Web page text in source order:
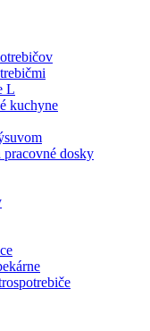
L
kuchyne
pracovné dosky